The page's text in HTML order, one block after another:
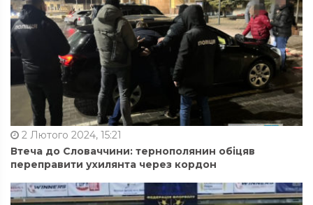
2 Лютого 2024, 15:21
Втеча до Словаччини: тернополянин обіцяв
переправити ухилянта через кордон